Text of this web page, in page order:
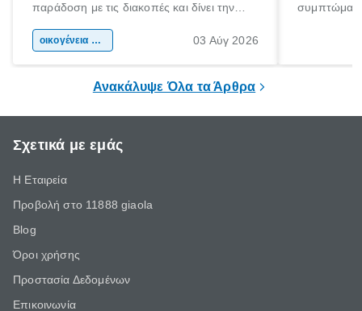
παράδοση με τις διακοπές και δίνει την
χώρας. Είτε πρόκειται για λίγες μέρες
οικογένεια & παιδί 03 Αύγ 2026
Ανακάλυψε Όλα τα Άρθρα
Σχετικά με εμάς
Η Εταιρεία
Προβολή στο 11888 giaola
Blog
Όροι χρήσης
Προστασία Δεδομένων
Επικοινωνία